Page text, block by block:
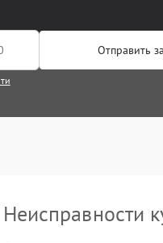
Отправить
Неисправности